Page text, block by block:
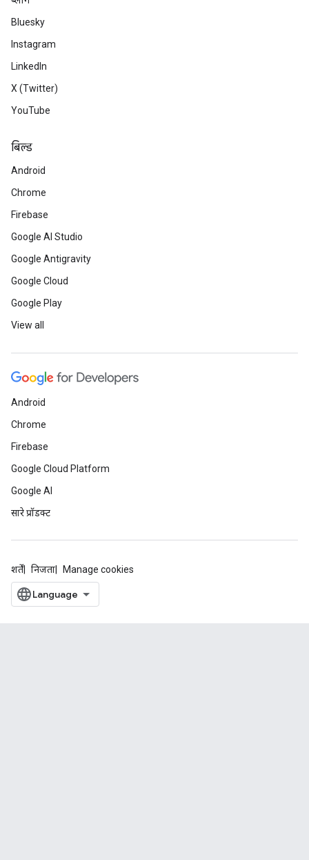
Bluesky
Instagram
LinkedIn
X (Twitter)
YouTube
बिल्ड
Android
Chrome
Firebase
Google AI Studio
Google Antigravity
Google Cloud
Google Play
View all
Android
Chrome
Firebase
Google Cloud Platform
Google AI
सारे प्रॉडक्ट
शर्तें निजता Manage cookies